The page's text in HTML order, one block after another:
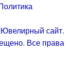
сайт.
Все права